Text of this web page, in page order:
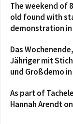
The weekend of
old found with
demonstration in
Das
Jähriger mit
und Großdemo
As part of
Hannah Arendt